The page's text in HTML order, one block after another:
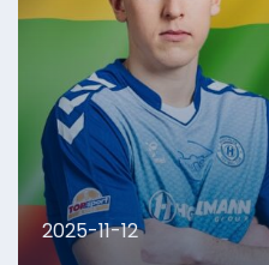
2025-11-12